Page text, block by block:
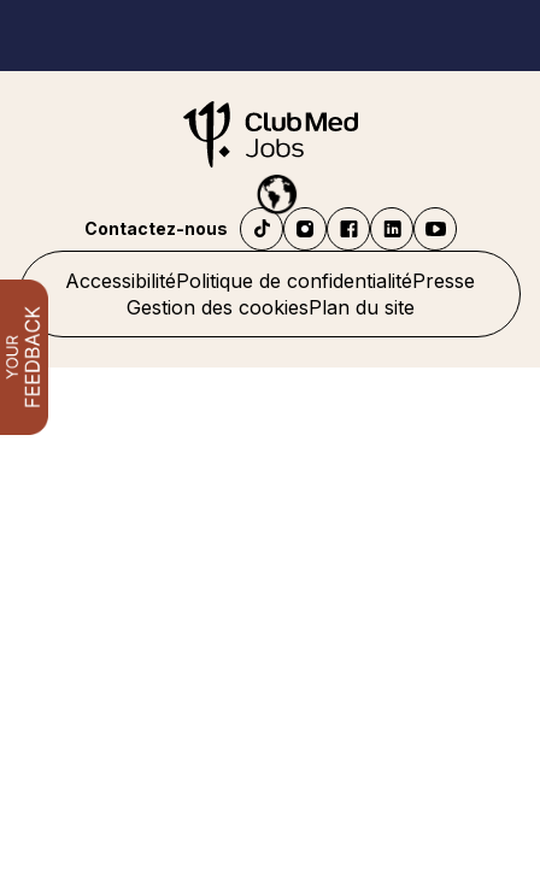
AccessibilitéPolitique de confidentialitéPresse
Gestion des cookiesPlan du site
Contactez-nous